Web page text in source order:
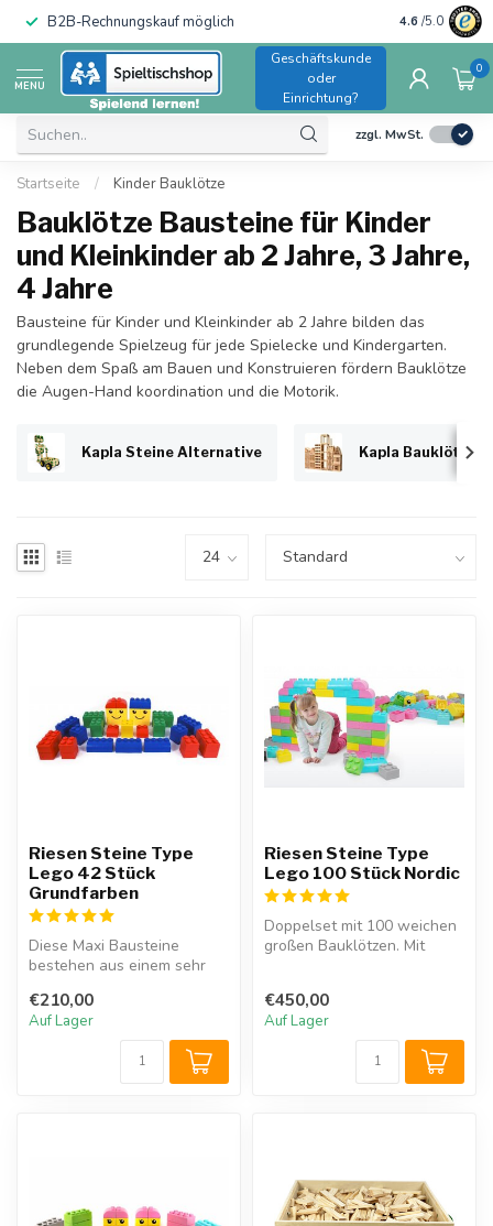
B2B-Rechnungskauf möglich 4.6 /5.0
MENU
Geschäftskunde
oder
Einrichtung?
0
zzgl. MwSt.
Startseite / Kinder Bauklötze
Bauklötze Bausteine für Kinder
und Kleinkinder ab 2 Jahre, 3 Jahre,
4 Jahre
Bausteine für Kinder und Kleinkinder ab 2 Jahre bilden das
grundlegende Spielzeug für jede Spielecke und Kindergarten.
Neben dem Spaß am Bauen und Konstruieren fördern Bauklötze
die Augen-Hand koordination und die Motorik.
Kapla Steine Alternative Kapla Bauklötze
Riesen Steine Type
Lego 42 Stück
Grundfarben
Diese Maxi Bausteine
bestehen aus einem sehr
Gummi-Schaum...
€210,00
Auf Lager
Riesen Steine Type
Lego 100 Stück Nordic
Doppelset mit 100 weichen
großen Bauklötzen. Mit
€450,00
Auf Lager